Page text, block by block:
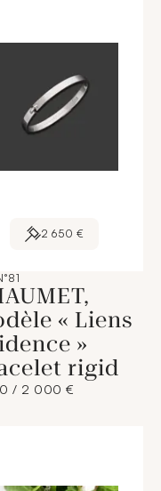
2 650 €
« Liens
»
rigid
/ 2 000 €